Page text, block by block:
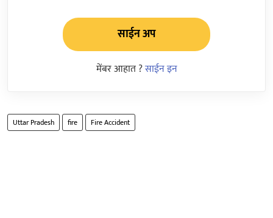
साईन अप
मेंबर आहात ?साईन इन
Uttar Pradesh fire Fire Accident